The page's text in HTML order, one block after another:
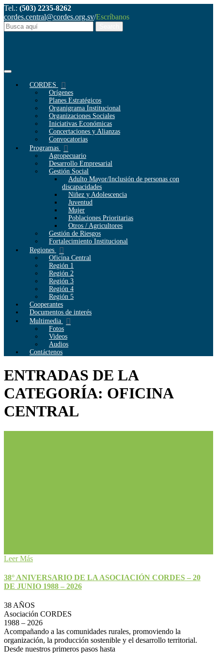
Tel.: (503) 2235-8262
cordes.central@cordes.org.sv/Escríbanos
CORDES
Orígenes
Planes Estratégicos
Organigrama Institucional
Organizaciones Sociales
Iniciativas Económicas
Concertaciones y Alianzas
Convocatorias
Programas
Agropecuario
Desarrollo Empresarial
Gestión Social
Adulto Mayor/Inclusión de personas con
discapacidades
Niñez y Adolescencia
Juventud
Mujer
Poblaciones Prioritarias
Otros / Agricultores
Gestión de Riesgos
Fortalecimiento Institucional
Regiones
Oficina Central
Región 1
Región 2
Región 3
Región 4
Región 5
Cooperantes
Documentos de interés
Multimedia
Fotos
Videos
Audios
Contáctenos
ENTRADAS DE LA
CATEGORÍA: OFICINA
CENTRAL
Leer Más
38° ANIVERSARIO DE LA ASOCIACIÓN CORDES – 20
DE JUNIO 1988 – 2026
38 AÑOS
Asociación CORDES
1988 – 2026
Acompañando a las comunidades rurales, promoviendo la
organización, la producción sostenible y el desarrollo territorial.
Desde nuestros primeros pasos hasta